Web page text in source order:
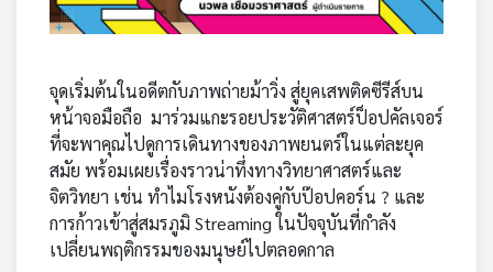
จุดเริ่มต้นในอดีตกับภาพถ่ายม้าวิ่ง สู่ยุคเสพติดซีรีส์บน
หน้าจอมือถือ มาร่วมแกะรอยประวัติศาสตร์ป็อปคัลเจอร์
ที่จะพาคุณไปดูการเดินทางของภาพยนตร์ในแต่ละยุค
สมัย พร้อมเผยเรื่องราวน่าทึ่งทางวิทยาศาสตร์และ
จิตวิทยา เช่น ทำไมโรงหนังต้องคู่กับป๊อปคอร์น ? และ
การก้าวเข้าสู่สมรภูมิ Streaming ในปัจจุบันที่กำลัง
เปลี่ยนพฤติกรรมของมนุษย์ไปตลอดกาล